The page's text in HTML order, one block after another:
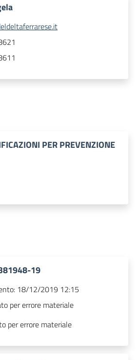
PER PREVENZIONE
19
18/12/2019 12:15
per errore materiale
per errore materiale